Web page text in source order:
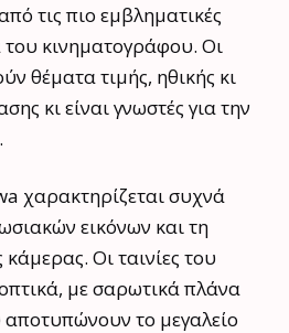
τις πιο εμβληματικές
του κινηματογράφου. Οι
θέματα τιμής, ηθικής κι
κι είναι γνωστές για την
χαρακτηρίζεται συχνά
εικόνων και τη
Οι ταινίες του
με σαρωτικά πλάνα
το μεγαλείο